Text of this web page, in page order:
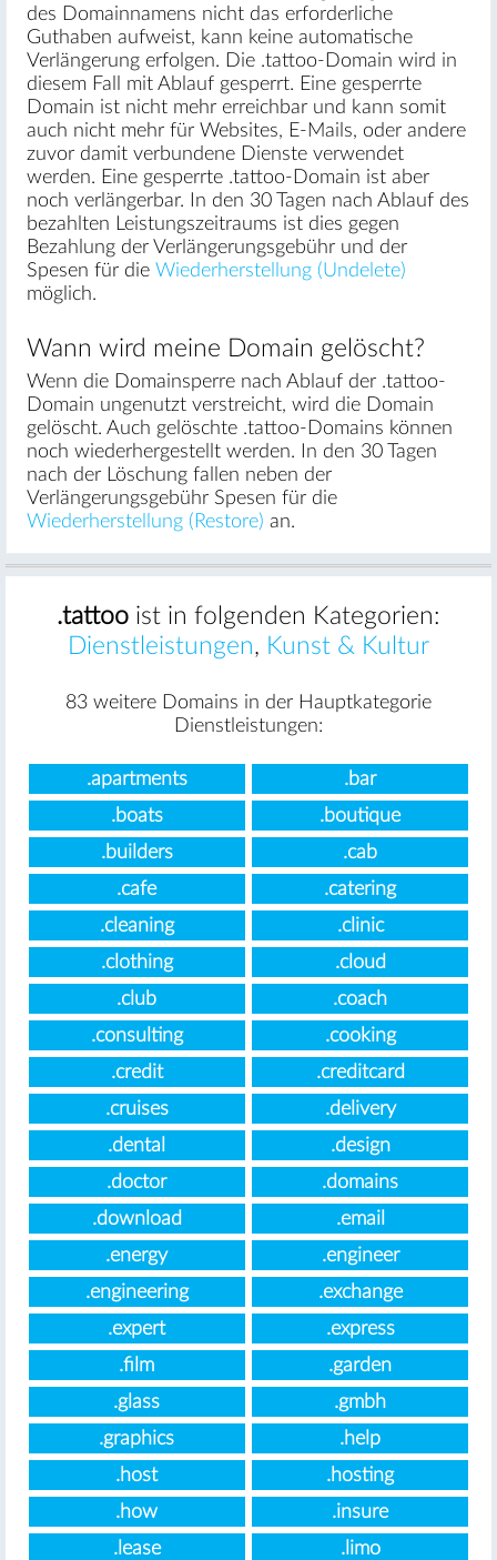
des Domainnamens nicht das erforderliche
Guthaben aufweist, kann keine automatische
Verlängerung erfolgen. Die .tattoo-Domain wird in
diesem Fall mit Ablauf gesperrt. Eine gesperrte
Domain ist nicht mehr erreichbar und kann somit
auch nicht mehr für Websites, E-Mails, oder andere
zuvor damit verbundene Dienste verwendet
werden. Eine gesperrte .tattoo-Domain ist aber
noch verlängerbar. In den 30 Tagen nach Ablauf des
bezahlten Leistungszeitraums ist dies gegen
Bezahlung der Verlängerungsgebühr und der
Spesen für die Wiederherstellung (Undelete)
möglich.
Wann wird meine Domain gelöscht?
Wenn die Domainsperre nach Ablauf der .tattoo-
Domain ungenutzt verstreicht, wird die Domain
gelöscht. Auch gelöschte .tattoo-Domains können
noch wiederhergestellt werden. In den 30 Tagen
nach der Löschung fallen neben der
Verlängerungsgebühr Spesen für die
Wiederherstellung (Restore) an.
.tattoo ist in folgenden Kategorien:
Dienstleistungen, Kunst & Kultur
83 weitere Domains in der Hauptkategorie
Dienstleistungen:
.apartments
.bar
.boats
.boutique
.builders
.cab
.cafe
.catering
.cleaning
.clinic
.clothing
.cloud
.club
.coach
.consulting
.cooking
.credit
.creditcard
.cruises
.delivery
.dental
.design
.doctor
.domains
.download
.email
.energy
.engineer
.engineering
.exchange
.expert
.express
.film
.garden
.glass
.gmbh
.graphics
.help
.host
.hosting
.how
.insure
.lease
.limo